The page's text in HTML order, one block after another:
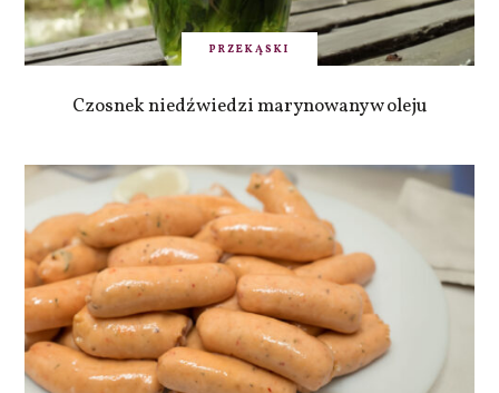
PRZEKĄSKI
Czosnek niedźwiedzi marynowany w oleju